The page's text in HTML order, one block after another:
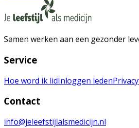
Samen werken aan een gezonder
Service
Hoe word ik lidInloggen leden
Contact
info@jeleefstijlalsmedicijn.nl